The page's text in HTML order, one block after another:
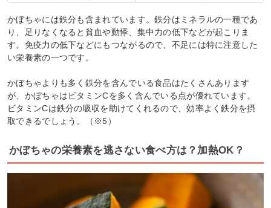
かぼちゃには鉄分も含まれています。鉄分はミネラルの一種であ
り、足りなくなると貧血や動悸、集中力の低下などが起こりま
す。免疫力の低下などにもつながるので、不足には特に注意した
い栄養素の一つです。
かぼちゃよりも多く鉄分を含んでいる食品はたくさんあります
が、かぼちゃはビタミンCを多く含んでいる点が優れています。
ビタミンCは鉄分の吸収を助けてくれるので、効率よく鉄分を摂
取できるでしょう。（※5）
かぼちゃの栄養素を逃さない食べ方は？加熱OK？